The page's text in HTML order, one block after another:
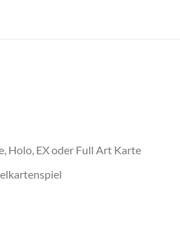
Holo, EX oder Full Art Karte